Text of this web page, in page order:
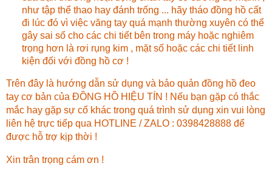
như tập thể thao hay đánh trống ... hãy tháo đồng hồ cất
đi lúc đó vì việc văng tay quá mạnh thường xuyên có thể
gây sai số cho các chi tiết bên trong máy hoặc nghiêm
trọng hơn là rơi rụng kim , mặt số hoặc các chi tiết linh
kiện đối với đồng hồ cơ !
Trên đây là hướng dẫn sử dụng và bảo quản đồng hồ đeo
tay cơ bản của ĐỒNG HỒ HIỆU TÍN ! Nếu bạn gặp có thắc
mắc hay gặp sự cố khác trong quá trình sử dụng xin vui lòng
liên hệ trực tiếp qua HOTLINE / ZALO : 0398428888 để
được hỗ trợ kịp thời !
Xin trân trọng cám ơn !